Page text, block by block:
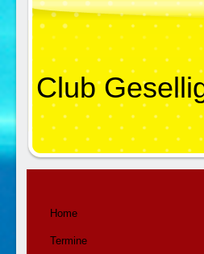
Club
Home
Termine